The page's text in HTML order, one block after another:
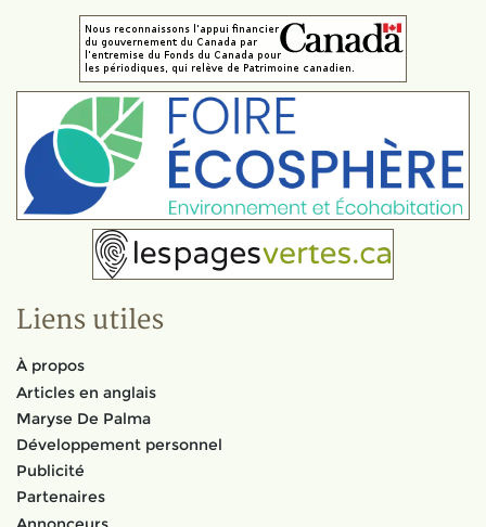
Liens utiles
À propos
Articles en anglais
Maryse De Palma
Développement personnel
Publicité
Partenaires